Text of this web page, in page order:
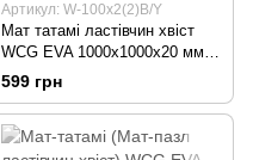
Артикул: W-100х2(2)B/Y
Мат татамі ластівчин хвіст
WCG EVA 1000х1000х20 мм
Мат-пазл
599 грн